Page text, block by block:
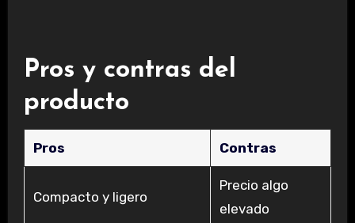
Pros y contras del
producto
Pros Contras
Compacto y ligero
Precio algo
elevado